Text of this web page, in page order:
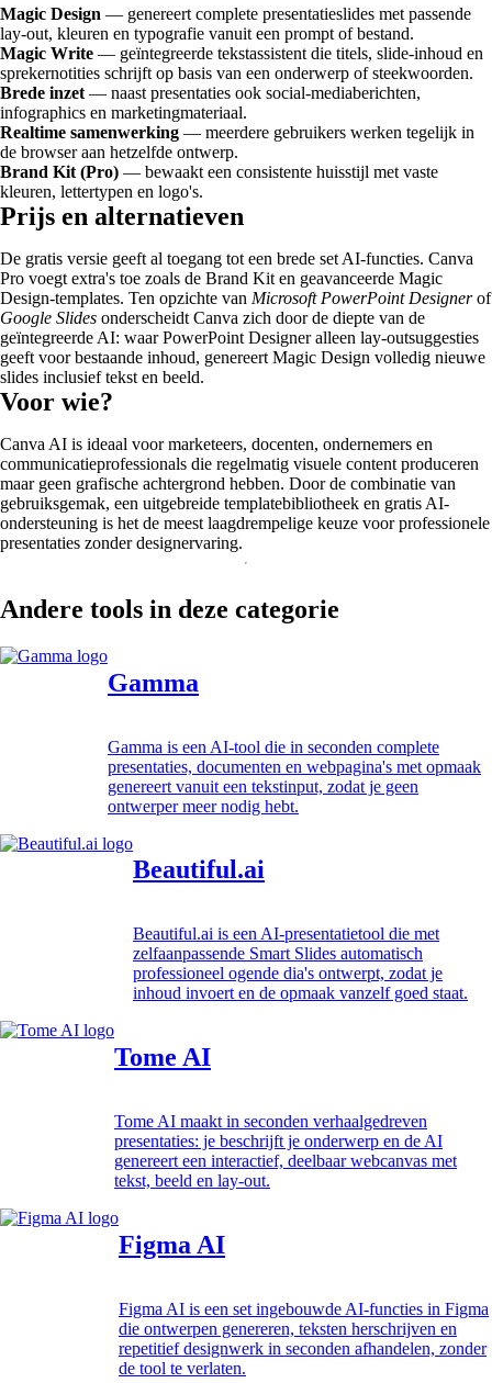
Magic Design — genereert complete presentatieslides met passende
lay-out, kleuren en typografie vanuit een prompt of bestand.
Magic Write — geïntegreerde tekstassistent die titels, slide-inhoud en
sprekernotities schrijft op basis van een onderwerp of steekwoorden.
Brede inzet — naast presentaties ook social-mediaberichten,
infographics en marketingmateriaal.
Realtime samenwerking — meerdere gebruikers werken tegelijk in
de browser aan hetzelfde ontwerp.
Brand Kit (Pro) — bewaakt een consistente huisstijl met vaste
kleuren, lettertypen en logo's.
Prijs en alternatieven
De gratis versie geeft al toegang tot een brede set AI-functies. Canva
Pro voegt extra's toe zoals de Brand Kit en geavanceerde Magic
Design-templates. Ten opzichte van Microsoft PowerPoint Designerof
Google Slides onderscheidt Canva zich door de diepte van de
geïntegreerde AI: waar PowerPoint Designer alleen lay-outsuggesties
geeft voor bestaande inhoud, genereert Magic Design volledig nieuwe
slides inclusief tekst en beeld.
Voor wie?
Canva AI is ideaal voor marketeers, docenten, ondernemers en
communicatieprofessionals die regelmatig visuele content produceren
maar geen grafische achtergrond hebben. Door de combinatie van
gebruiksgemak, een uitgebreide templatebibliotheek en gratis AI-
ondersteuning is het de meest laagdrempelige keuze voor professionele
presentaties zonder designervaring.
Andere tools in deze categorie
Gamma
Gamma is een AI-tool die in seconden complete
presentaties, documenten en webpagina's met opmaak
genereert vanuit een tekstinput, zodat je geen
ontwerper meer nodig hebt.
Beautiful.ai
Beautiful.ai is een AI-presentatietool die met
zelfaanpassende Smart Slides automatisch
professioneel ogende dia's ontwerpt, zodat je
inhoud invoert en de opmaak vanzelf goed staat.
Tome AI
Tome AI maakt in seconden verhaalgedreven
presentaties: je beschrijft je onderwerp en de AI
genereert een interactief, deelbaar webcanvas met
tekst, beeld en lay-out.
Figma AI
Figma AI is een set ingebouwde AI-functies in Figma
die ontwerpen genereren, teksten herschrijven en
repetitief designwerk in seconden afhandelen, zonder
de tool te verlaten.